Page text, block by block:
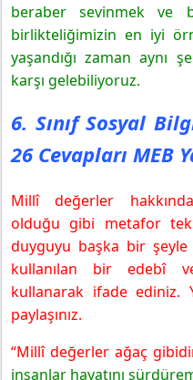
beraber sevinmek ve
birlikteliğimizin en iyi
yaşandığı zaman aynı
karşı gelebiliyoruz.
6. Sınıf Sosyal
26 Cevapları MEB
Millî değerler
olduğu gibi metafor
duyguyu başka bir şeyle
kullanılan bir edebî
kullanarak ifade ediniz.
paylaşınız.
“Millî değerler ağaç
insanlar hayatını